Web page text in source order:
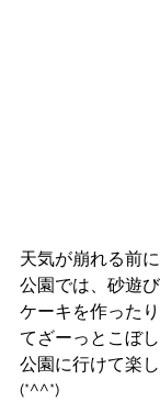
天気が崩れる前
公園では、砂遊
ケーキを作った
てざーっとこぼし
公園に行けて楽
(*^^*)